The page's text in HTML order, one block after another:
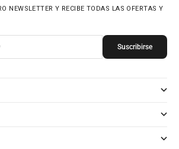
NEWSLETTER Y RECIBE TODAS LAS OFERTAS Y
Suscribirse